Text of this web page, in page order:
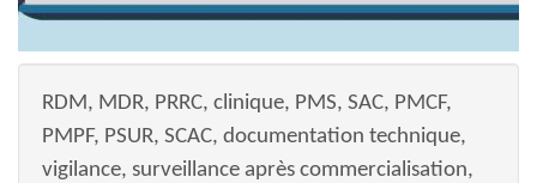
RDM, MDR, PRRC, clinique, PMS, SAC, PMCF,
PMPF, PSUR, SCAC, documentation technique,
vigilance, surveillance après commercialisation,